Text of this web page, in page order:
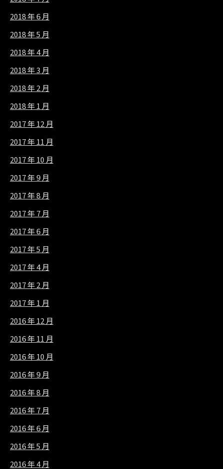
2018 年 6 月
2018 年 5 月
2018 年 4 月
2018 年 3 月
2018 年 2 月
2018 年 1 月
2017 年 12 月
2017 年 11 月
2017 年 10 月
2017 年 9 月
2017 年 8 月
2017 年 7 月
2017 年 6 月
2017 年 5 月
2017 年 4 月
2017 年 2 月
2017 年 1 月
2016 年 12 月
2016 年 11 月
2016 年 10 月
2016 年 9 月
2016 年 8 月
2016 年 7 月
2016 年 6 月
2016 年 5 月
2016 年 4 月